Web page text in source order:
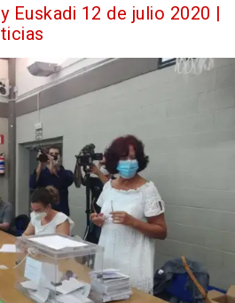
Euskadi 12 de julio 2020 |